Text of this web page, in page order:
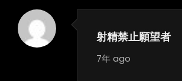
射精禁止願望者
says:
7年 ago